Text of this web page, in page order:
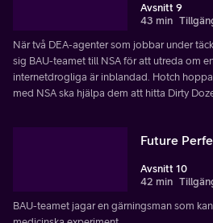
Avsnitt 9
43 min
När två DEA-agenter som jobbar under
sig BAU-teamet till NSA för att utreda om
internetdrogliga är inblandad. Hotch
med NSA ska hjälpa dem att hitta Dirty
Future
Avsnitt 10
42 min
BAU-teamet jagar en gärningsman som